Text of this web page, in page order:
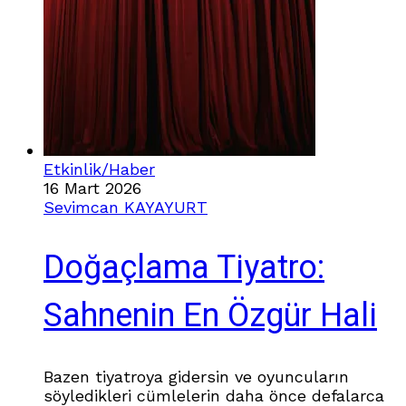
Etkinlik/Haber
16 Mart 2026
Sevimcan KAYAYURT
Doğaçlama Tiyatro:
Sahnenin En Özgür Hali
Bazen tiyatroya gidersin ve oyuncuların
söyledikleri cümlelerin daha önce defalarca